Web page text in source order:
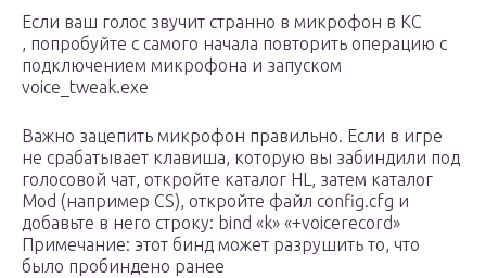
Если ваш голос звучит странно в микрофон в КС
, попробуйте с самого начала повторить операцию с
подключением микрофона и запуском
voice_tweak.exe
Важно зацепить микрофон правильно. Если в игре
не срабатывает клавиша, которую вы забиндили под
голосовой чат, откройте каталог HL, затем каталог
Mod (например CS), откройте файл config.cfg и
добавьте в него строку: bind «k» «+voicerecord»
Примечание: этот бинд может разрушить то, что
было пробиндено ранее